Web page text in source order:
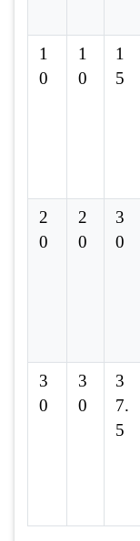
1
0
1
0
1
5
2
0
2
0
3
0
3
0
3
0
3
7.
5